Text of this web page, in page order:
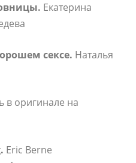
Екатерина
сексе. Наталья
в оригинале на
Eric Berne